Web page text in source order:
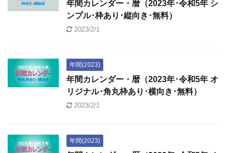
年間カレンダー・暦（2023年･令和5年 シ
ンプル･枠あり･縦向き･無料）
2023/2/1
年間(2023)
年間カレンダー・暦（2023年･令和5年 オ
リジナル･角丸枠あり･横向き･無料）
2023/2/1
年間(2023)